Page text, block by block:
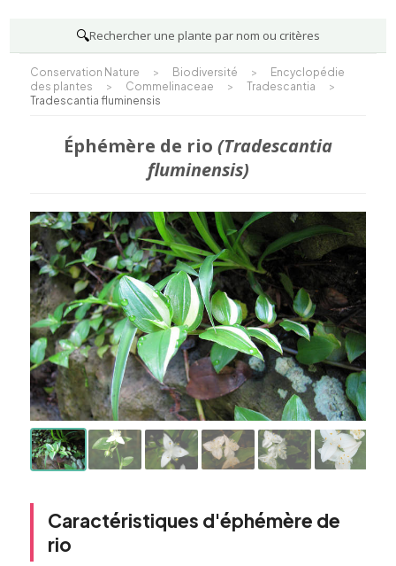
🔍Rechercher une plante par nom ou critères
Conservation Nature > Biodiversité >
Encyclopédie
des plantes
> Commelinaceae > Tradescantia
>
Tradescantia fluminensis
Éphémère de rio (Tradescantia
fluminensis)
Caractéristiques d'éphémère de
rio